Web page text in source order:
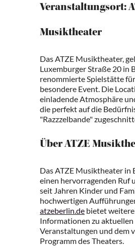
Veranstaltungsort:
Musiktheater
Das ATZE Musiktheater,
Luxemburger Straße 20 in
renommierte Spielstätte
besondere Event. Die
einladende Atmosphäre
die perfekt auf die
"Razzzelbande"
Über ATZE
Das ATZE Musiktheater in
einen hervorragenden Ruf
seit Jahren Kinder und
hochwertigen
atzeberlin.de bietet weitere
Informationen zu aktuellen
Veranstaltungen und dem
Programm des Theaters.